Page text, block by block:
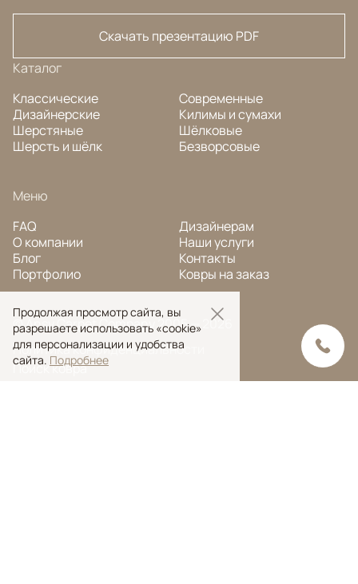
Скачать презентацию PDF
Каталог
Классические
Дизайнерские
Шерстяные
Шерсть и шёлк
Современные
Килимы и сумахи
Шёлковые
Безворсовые
Меню
FAQ
О компании
Блог
Портфолио
Дизайнерам
Наши услуги
Контакты
Ковры на заказ
© Ansy Carpet Company 2005 — 2026
Политика конфиденциальности
Поиск ковра
Продолжая просмотр сайта, вы
разрешаете использовать «cookie»
для персонализации и удобства
сайта. Подробнее